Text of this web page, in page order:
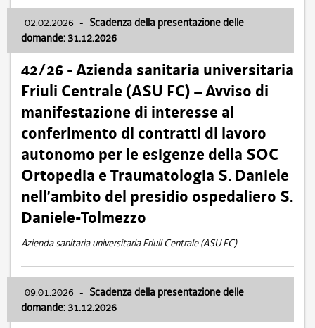
02.02.2026 - Scadenza della presentazione delle
domande: 31.12.2026
42/26 - Azienda sanitaria universitaria
Friuli Centrale (ASU FC) – Avviso di
manifestazione di interesse al
conferimento di contratti di lavoro
autonomo per le esigenze della SOC
Ortopedia e Traumatologia S. Daniele
nell’ambito del presidio ospedaliero S.
Daniele-Tolmezzo
Azienda sanitaria universitaria Friuli Centrale (ASU FC)
09.01.2026 - Scadenza della presentazione delle
domande: 31.12.2026